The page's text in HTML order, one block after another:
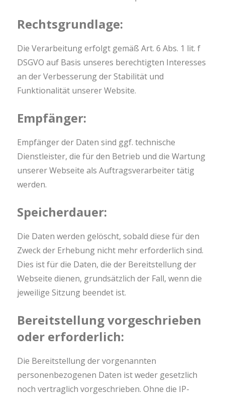
Rechtsgrundlage:
Die Verarbeitung erfolgt gemäß Art. 6 Abs. 1 lit. f
DSGVO auf Basis unseres berechtigten Interesses
an der Verbesserung der Stabilität und
Funktionalität unserer Website.
Empfänger:
Empfänger der Daten sind ggf. technische
Dienstleister, die für den Betrieb und die Wartung
unserer Webseite als Auftragsverarbeiter tätig
werden.
Speicherdauer:
Die Daten werden gelöscht, sobald diese für den
Zweck der Erhebung nicht mehr erforderlich sind.
Dies ist für die Daten, die der Bereitstellung der
Webseite dienen, grundsätzlich der Fall, wenn die
jeweilige Sitzung beendet ist.
Bereitstellung vorgeschrieben
oder erforderlich:
Die Bereitstellung der vorgenannten
personenbezogenen Daten ist weder gesetzlich
noch vertraglich vorgeschrieben. Ohne die IP-